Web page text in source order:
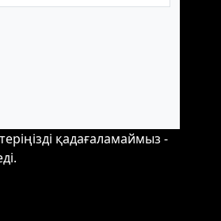
қадағаламаймыз -